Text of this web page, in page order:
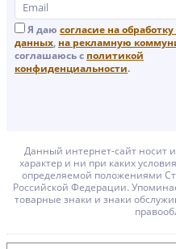
Я даю согласие на
данных, на рекламную
соглашаюсь с политикой
конфиденциальности.
Данный интернет-сайт носит
характер и ни при каких
определяемой положениями
Российской Федерации.
товарные знаки и знаки